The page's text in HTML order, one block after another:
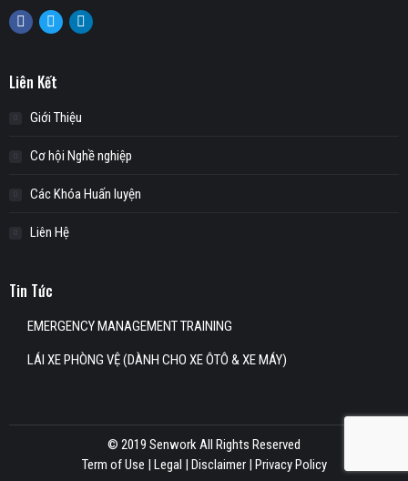
Facebook
TwitterLinkedin
Liên Kết
Giới Thiệu
Cơ hội Nghề nghiệp
Các Khóa Huấn luyện
Liên Hệ
Tin Tức
EMERGENCY MANAGEMENT TRAINING
LÁI XE PHÒNG VỆ (DÀNH CHO XE ÔTÔ & XE MÁY)
© 2019 Senwork All Rights Reserved
Term of Use | Legal | Disclaimer | Privacy Policy